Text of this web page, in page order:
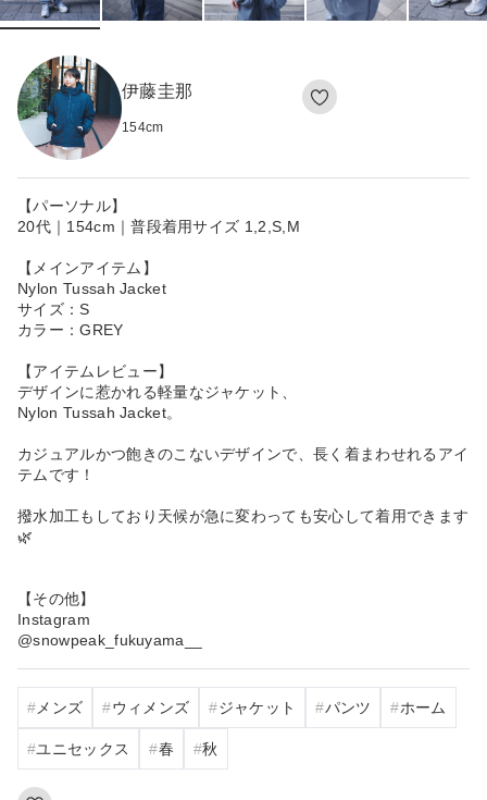
伊藤圭那
154cm
【パーソナル】
20代｜154cm｜普段着用サイズ 1,2,S,M
【メインアイテム】
Nylon Tussah Jacket
サイズ：S
カラー：GREY
【アイテムレビュー】
デザインに惹かれる軽量なジャケット、
Nylon Tussah Jacket。
カジュアルかつ飽きのこないデザインで、長く着まわせれるアイ
テムです！
撥水加工もしており天候が急に変わっても安心して着用できます
🌿
【その他】
Instagram
@snowpeak_fukuyama__
メンズ ウィメンズ ジャケット パンツ ホーム
ユニセックス 春 秋